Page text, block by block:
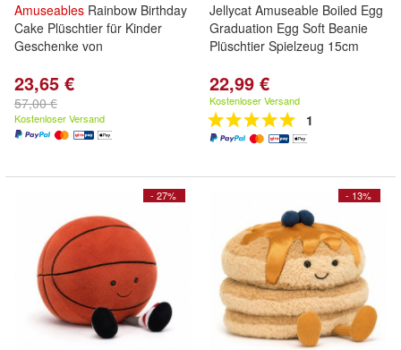
Amuseables Rainbow Birthday
Cake Plüschtier für Kinder
Geschenke von
23,65 €
57,00 €
Kostenloser Versand
Jellycat Amuseable Boiled Egg
Graduation Egg Soft Beanie
Plüschtier Spielzeug 15cm
22,99 €
Kostenloser Versand
1
- 27% - 13%